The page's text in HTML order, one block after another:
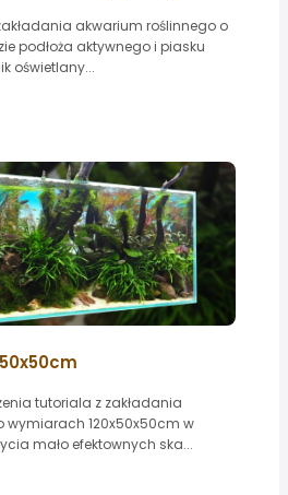
akwarium roślinnego o
podłoża aktywnego i piasku
oświetlany...
tutoriala z zakładania
wymiarach 120x50x50cm w
mało efektownych ska...